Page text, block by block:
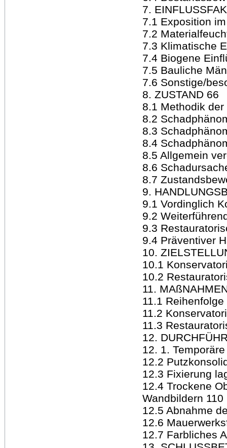
7.
7.1 Exposition
7.2
7.3 Klimatische
7.4 Biogene
7.5 Bauliche
7.6 Sonstige/
8. ZUSTAND 66
8.1 Methodik
8.2
8.3
8.4
8.5 Allgemein
8.6
8.7
9.
9.1 Vordinglich
9.2
9.3
9.4 Präventiver
10.
10.1
10.2
11.
11.1
11.2
11.3
12.
12. 1.
12.2
12.3 Fixierung
12.4 Trockene
Wandbildern 110
12.5 Abnahme
12.6
12.7 Farbliches